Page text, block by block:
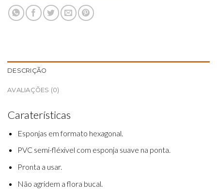
DESCRIÇÃO
AVALIAÇÕES (0)
Caraterísticas
Esponjas em formato hexagonal.
PVC semi-fléxivel com esponja suave na ponta.
Pronta a usar.
Não agridem a flora bucal.